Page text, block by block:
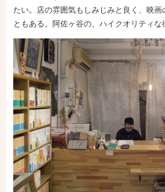
たい。店の雰囲気もしみじみと良く、映画
ともある。阿佐ヶ谷の、ハイクオリティな